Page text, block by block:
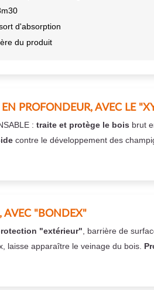
d'absorption
du produit
PROFONDEUR, AVEC LE
: traite et protège le bois brut
contre le développement des
AVEC "BONDEX"
"extérieur" , barrière de
laisse apparaître le veinage du bois.